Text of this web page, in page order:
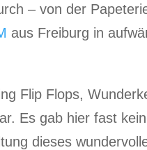
– von der
aus Freiburg in
Flip Flops,
Es gab hier fast
dieses